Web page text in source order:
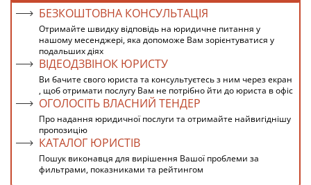
БЕЗКОШТОВНА КОНСУЛЬТАЦІЯ
Отримайте швидку відповідь на юридичне питання у
нашому месенджері, яка допоможе Вам зорієнтуватися у
подальших діях
ВІДЕОДЗВІНОК ЮРИСТУ
Ви бачите свого юриста та консультуєтесь з ним через екран
, щоб отримати послугу Вам не потрібно йти до юриста в офіс
ОГОЛОСІТЬ ВЛАСНИЙ ТЕНДЕР
Про надання юридичної послуги та отримайте найвигіднішу
пропозицію
КАТАЛОГ ЮРИСТІВ
Пошук виконавця для вирішення Вашої проблеми за
фильтрами, показниками та рейтингом